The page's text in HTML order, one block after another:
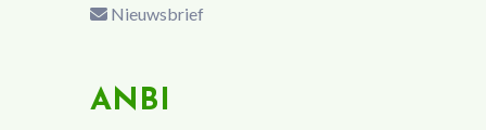
Nieuwsbrief
ANBI